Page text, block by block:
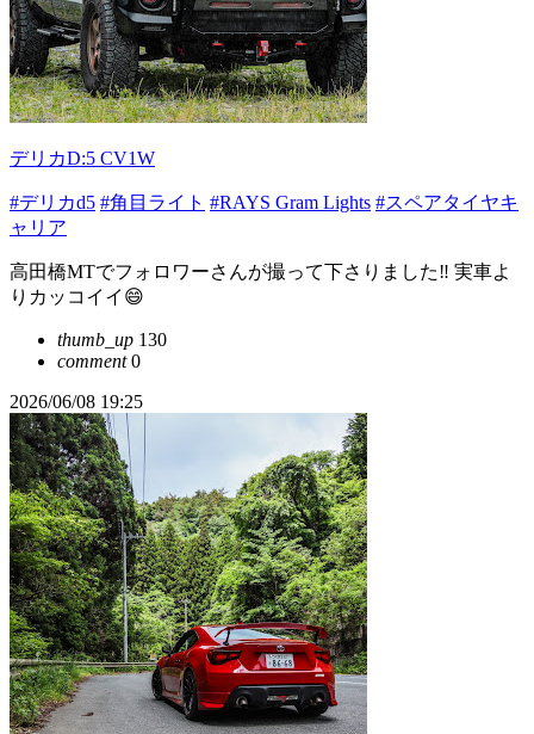
デリカD:5 CV1W
#デリカd5 #角目ライト #RAYS Gram Lights #スペアタイヤキ
ャリア
高田橋MTでフォロワーさんが撮って下さりました‼️ 実車よ
りカッコイイ😄
thumb_up 130
comment0
2026/06/08 19:25